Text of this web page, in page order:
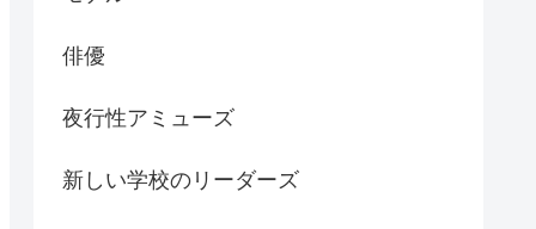
俳優
夜行性アミューズ
新しい学校のリーダーズ